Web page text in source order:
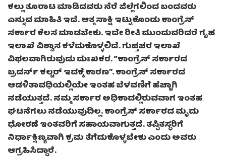
ಕಲ್ಲು ತೂರಾಟ ಮಾಡಿದವರು ನೆರೆ ಜಿಲ್ಲೆಗಲಿಂದ ಬಂದವರು
ಎನ್ನುವ ಮಾಹಿತಿ ಇದೆ. ಆತ್ಮ ಸಾಕ್ಷಿ ಇಟ್ಟುಕೊಂಡು ಕಾಂಗ್ರೆಸ್‌
ಸರ್ಕಾರ ಕೆಲಸ ಮಾಡಬೇಕು. ಇದೇ ರೀತಿ ಮುಂದುವರಿದರೆ ಗೃಹ
ಇಲಾಖೆ ವಿಶ್ವಾಸ ಕಳೆದುಕೊಳ್ಳಲಿದೆ. ಗುಪ್ತಚರ ಇಲಾಖೆ
ವಿಫಲವಾಗಿರುವುದು ದುಃಖಕರ. “ಕಾಂಗ್ರೆಸ್ ಸರ್ಕಾರದ
ಬ್ರದರ್ಸ್ ಕಲ್ಚರ್ ಇದಕ್ಕೆ ಕಾರಣ”. ಕಾಂಗ್ರೆಸ್‌ ಸರ್ಕಾರದ
ಆಡಳಿತಾವಧಿಯಲ್ಲಿಯೇ ಇಂತಹ ಬೆಳವಣಿಗೆ ಹೆಚ್ಚಾಗಿ
ನಡೆಯುತ್ತದೆ. ನಮ್ಮ ಸರ್ಕಾರ ಅಧಿಕಾದಲ್ಲಿರುವವಾಗ ಇಂತಹ
ಘಟನೆಗಲು ನಡೆಯುವುದಿಲ್ಲ. ಕಾಂಗ್ರೆಸ್‌ ಸರ್ಕಾರದ ಮೃದು
ಧೋರಣೆ ಇಂತವರಿಗೆ ಸಹಾಯವಾಗುತ್ತದೆ. ತಪ್ಪಿತಸ್ಥರಿಗೆ
ನಿರ್ಧಾಕ್ಷಿಣ್ಯವಾಗಿ ಕ್ರಮ ತೆಗೆದುಕೊಳ್ಳಬೇಕು ಎಂದು ಅವರು
ಆಗ್ರಹಿಸಿದ್ದಾರೆ.